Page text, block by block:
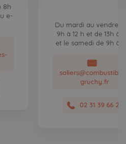
8h
e-
Du mardi au vendredi
9h à 12 h et de 13h à
et le samedi de 9h à
gruchy.fr
02 31 39 66 21